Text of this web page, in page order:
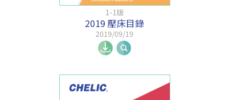
1-1版
2019 壓床目錄
2019/09/19